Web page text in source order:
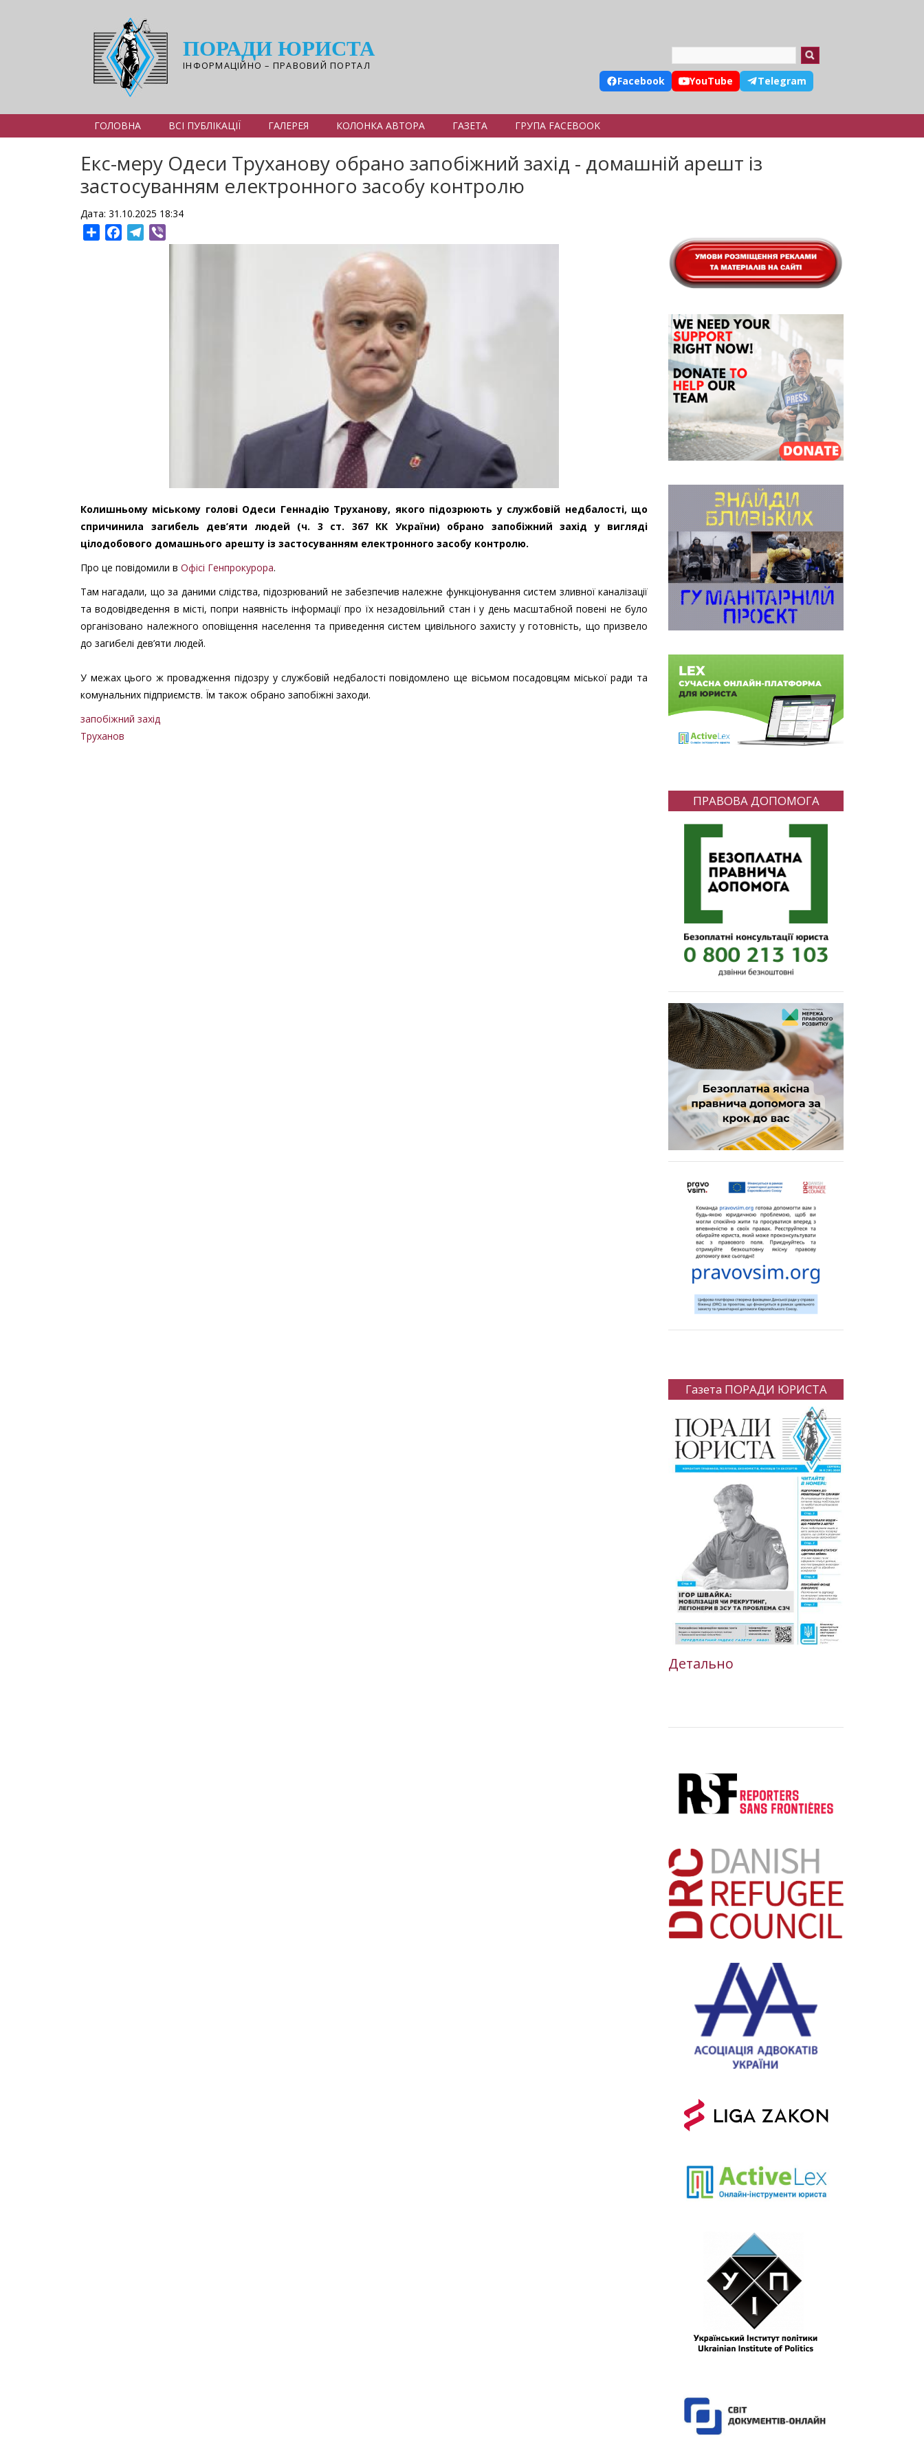
ПОРАДИ ЮРИСТА
ІНФОРМАЦІЙНО – ПРАВОВИЙ ПОРТАЛ
Facebook YouTube Telegram
ГОЛОВНА ВСІ ПУБЛІКАЦІЇ ГАЛЕРЕЯ КОЛОНКА АВТОРА ГАЗЕТА ГРУПА FACEBOOK
Екс-меру Одеси Труханову обрано запобіжний захід - домашній арешт із
застосуванням електронного засобу контролю
Дата: 31.10.2025 18:34
ShareFacebookTelegram
Колишньому міському голові Одеси Геннадію Труханову, якого підозрюють у службовій недбалості, що
спричинила загибель дев’яти людей (ч. 3 ст. 367 КК України) обрано запобіжний захід у вигляді
цілодобового домашнього арешту із застосуванням електронного засобу контролю.
Про це повідомили в Офісі Генпрокурора.
Там нагадали, що за даними слідства, підозрюваний не забезпечив належне функціонування систем зливної каналізації
та водовідведення в місті, попри наявність інформації про їх незадовільний стан і у день масштабной повені не було
організовано належного оповіщення населення та приведення систем цивільного захисту у готовність, що призвело
до загибелі дев’яти людей.
У межах цього ж провадження підозру у службовій недбалості повідомлено ще вісьмом посадовцям міської ради та
комунальних підприємств. Їм також обрано запобіжні заходи.
запобіжний захід
Труханов
ПРАВОВА ДОПОМОГА
Газета ПОРАДИ ЮРИСТА
Детально